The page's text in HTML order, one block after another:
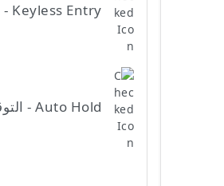
Keyless Entry - دخول ذكي
Auto Hold - التوقف التلقائي